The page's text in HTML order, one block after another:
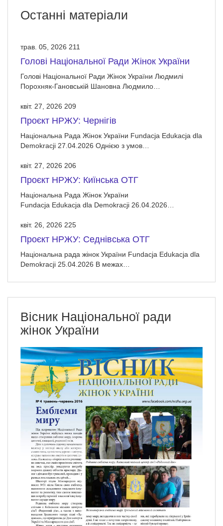
Останні матеріали
трав. 05, 2026 211
Голові Національної Ради Жінок України
Голові Національної Ради Жінок України Людмилі
Порохняк-Гановській Шановна Людмило…
квіт. 27, 2026 209
Проєкт НРЖУ: Чернігів
Національна Рада Жінок України Fundacja Edukacja dla
Demokracji 27.04.2026 Однією з умов…
квіт. 27, 2026 206
Проєкт НРЖУ: Киїнська ОТГ
Національна Рада Жінок України
Fundacja Edukacja dla Demokracji 26.04.2026…
квіт. 26, 2026 225
Проєкт НРЖУ: Седнівська ОТГ
Національна рада жінок України Fundacja Edukacja dla
Demokracji 25.04.2026 В межах…
Вісник Національної ради
жінок України